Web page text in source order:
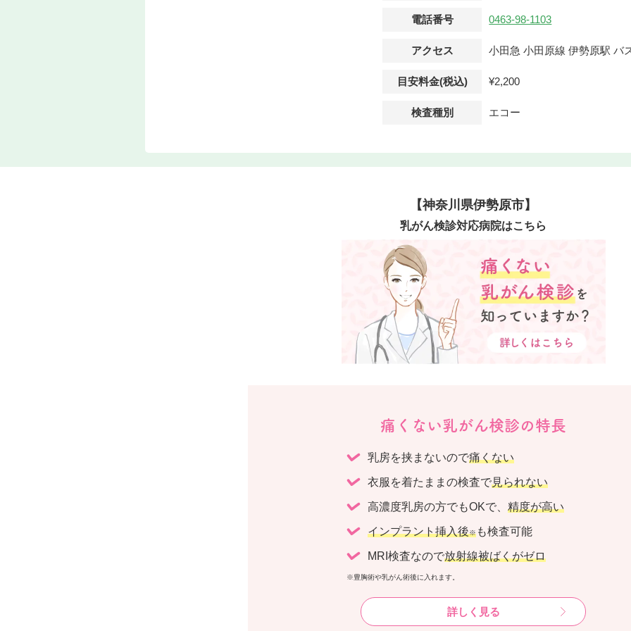
電話番号 0463-98-1103
アクセス 小田急 小田原線 伊勢原駅 バ
目安料金(税込) ¥2,200
検査種別 エコー
【神奈川県伊勢原市】
乳がん検診対応病院はこちら
痛くない乳がん検診の特長
乳房を挟まないので痛くない
衣服を着たままの検査で見られない
高濃度乳房の方でもOKで、 精度が高い
インプラント挿入後※ も検査可能
MRI検査なので放射線被ばくがゼロ
※豊胸術や乳がん術後に入れます。
詳しく見る